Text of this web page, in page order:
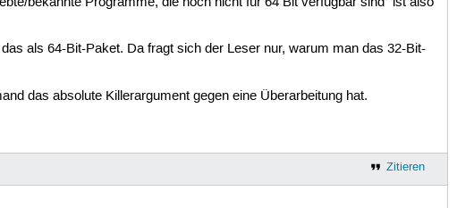
als 64-Bit-Paket. Da fragt sich der Leser nur, warum man das 32-Bit-
das absolute Killerargument gegen eine Überarbeitung hat.
Zitieren